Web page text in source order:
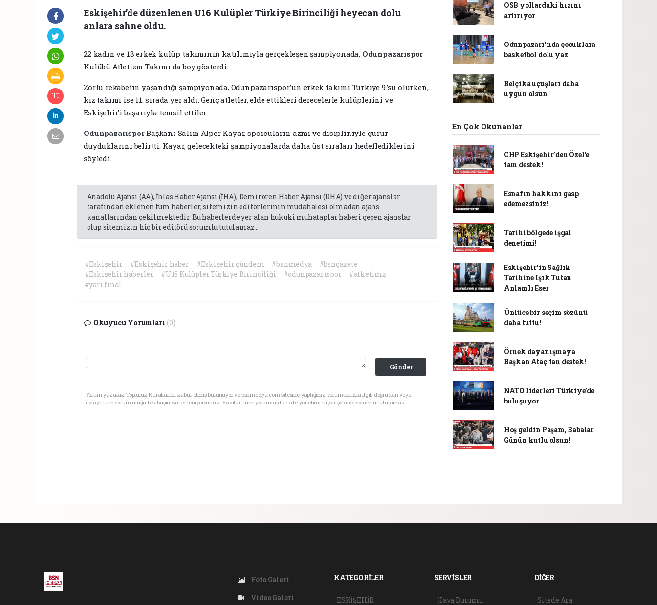
Eskişehir’de düzenlenen U16 Kulüpler Türkiye Birinciliği heyecan dolu
anlara sahne oldu.
22 kadın ve 18 erkek kulüp takımının katılımıyla gerçekleşen şampiyonada, Odunpazarıspor
Kulübü Atletizm Takımı da boy gösterdi.
Zorlu rekabetin yaşandığı şampiyonada, Odunpazarıspor’un erkek takımı Türkiye 9.’su olurken,
kız takımı ise 11. sırada yer aldı. Genç atletler, elde ettikleri derecelerle kulüplerini ve
Eskişehir’i başarıyla temsil ettiler.
OdunpazarısporBaşkanı Salim Alper Kayar, sporcuların azmi ve disipliniyle gurur
duyduklarını belirtti. Kayar, gelecekteki şampiyonalarda daha üst sıraları hedeflediklerini
söyledi.
Anadolu Ajansı (AA), İhlas Haber Ajansı (İHA), Demirören Haber Ajansı (DHA) ve diğer ajanslar
tarafından eklenen tüm haberler, sitemizin editörlerinin müdahalesi olmadan ajans
kanallarından çekilmektedir. Bu haberlerde yer alan hukuki muhataplar haberi geçen ajanslar
olup sitemizin hiç bir editörü sorumlu tutulamaz...
#Eskişehir #Eskişehir haber #Eskişehir gündem #bsnmedya
#bsngazete
#Eskişehir haberler
#U16 Kulüpler Türkiye Birinciliği #odunpazarıspor
#atketimz
#yarı final
Okuyucu Yorumları (0)
Gönder
Yorum yazarak Topluluk Kuralları’nı kabul etmiş bulunuyor ve bsnmedya.com sitesine yaptığınız yorumunuzla ilgili doğrudan veya
dolaylı tüm sorumluluğu tek başınıza üstleniyorsunuz. Yazılan tüm yorumlardan site yönetimi hiçbir şekilde sorumlu tutulamaz.
OSB yollardaki hızını
artırıyor
Odunpazarı’nda çocuklara
basketbol dolu yaz
Belçika uçuşları daha
uygun olsun
En Çok Okunanlar
CHP Eskişehir’den Özel’e
tam destek!
Esnafın hakkını gasp
edemezsiniz!
Tarihi bölgede işgal
denetimi!
Eskişehir’in Sağlık
Tarihine Işık Tutan
Anlamlı Eser
Ünlüce bir seçim sözünü
daha tuttu!
Örnek dayanışmaya
Başkan Ataç'tan destek!
NATO liderleri Türkiye’de
buluşuyor
Hoş geldin Paşam, Babalar
Günün kutlu olsun!
Foto Galeri
Video Galeri
KATEGORİLER
ESKİŞEHİR
SERVİSLER
Hava Durumu
DİĞER
Sitede Ara